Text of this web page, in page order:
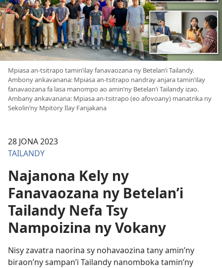
Mpiasa an-tsitrapo tamin’ilay fanavaozana ny Betelan’i Tailandy.
Ambony ankavanana: Mpiasa an-tsitrapo nandray anjara tamin’ilay
fanavaozana fa lasa manompo ao amin’ny Betelan’i Tailandy izao.
Ambany ankavanana: Mpiasa an-tsitrapo (eo afovoany) manatrika ny
Sekolin’ny Mpitory Ilay Fanjakana
28 JONA 2023
TAILANDY
Najanona Kely ny
Fanavaozana ny Betelan’i
Tailandy Nefa Tsy
Nampoizina ny Vokany
Nisy zavatra naorina sy nohavaozina tany amin’ny
biraon’ny sampan’i Tailandy nanomboka tamin’ny